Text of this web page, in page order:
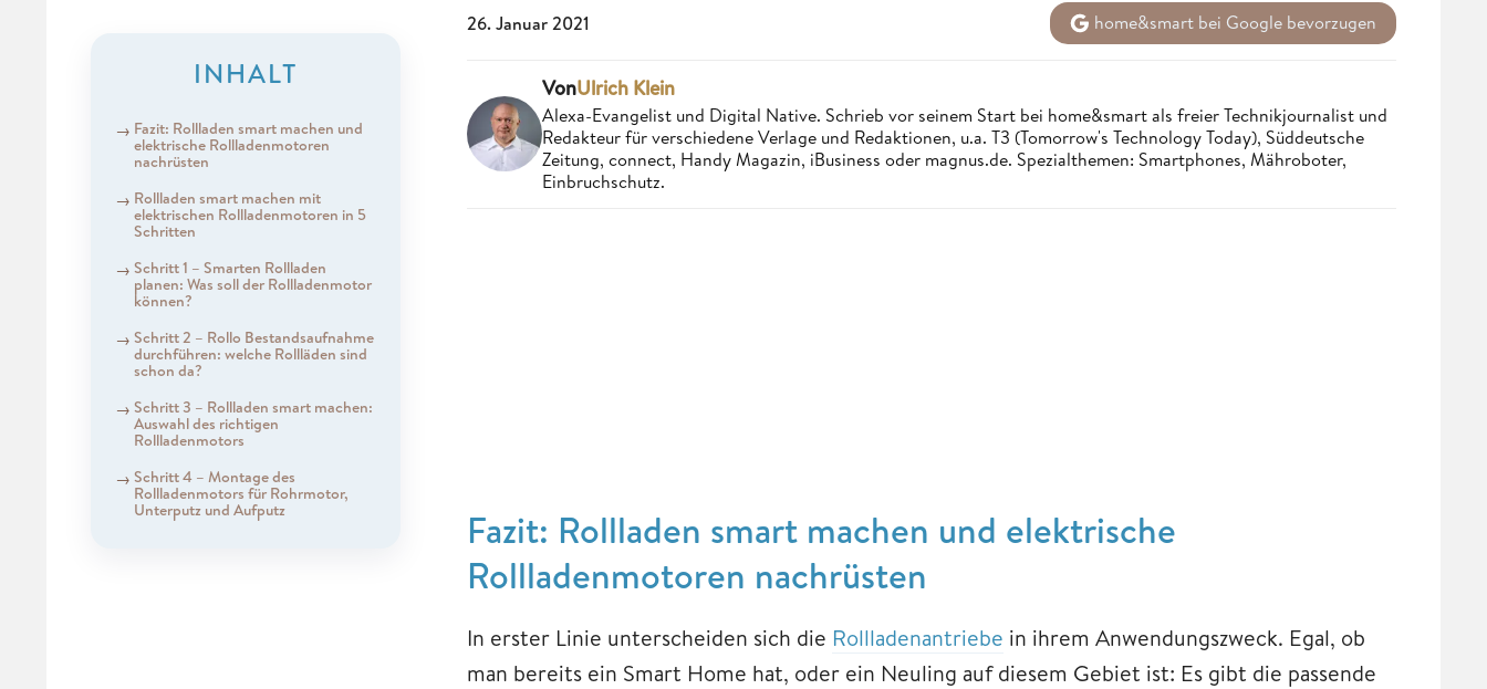
INHALT
Fazit: Rollladen smart machen und
elektrische Rollladenmotoren
nachrüsten
Rollladen smart machen mit
elektrischen Rollladenmotoren in 5
Schritten
Schritt 1 – Smarten Rollladen
planen: Was soll der Rollladenmotor
können?
Schritt 2 – Rollo Bestandsaufnahme
durchführen: welche Rollläden sind
schon da?
Schritt 3 – Rollladen smart machen:
Auswahl des richtigen
Rollladenmotors
Schritt 4 – Montage des
Rollladenmotors für Rohrmotor,
Unterputz und Aufputz
26. Januar 2021 home&smart bei Google bevorzugen
VonUlrich Klein
Alexa-Evangelist und Digital Native. Schrieb vor seinem Start bei home&smart als freier Technikjournalist und
Redakteur für verschiedene Verlage und Redaktionen, u.a. T3 (Tomorrow's Technology Today), Süddeutsche
Zeitung, connect, Handy Magazin, iBusiness oder magnus.de. Spezialthemen: Smartphones, Mähroboter,
Einbruchschutz.
Fazit: Rollladen smart machen und elektrische
Rollladenmotoren nachrüsten
In erster Linie unterscheiden sich die Rollladenantriebe in ihrem Anwendungszweck. Egal, ob
man bereits ein Smart Home hat, oder ein Neuling auf diesem Gebiet ist: Es gibt die passende